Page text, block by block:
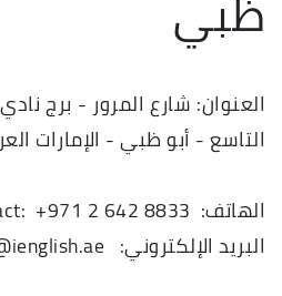
العنوان: شارع المرور - برج
التاسع - أبو ظبي - الإمارات
الهاتف: Contact: +971 2 642 8833
البريد الإلكتروني: Email: info@ienglish.ae